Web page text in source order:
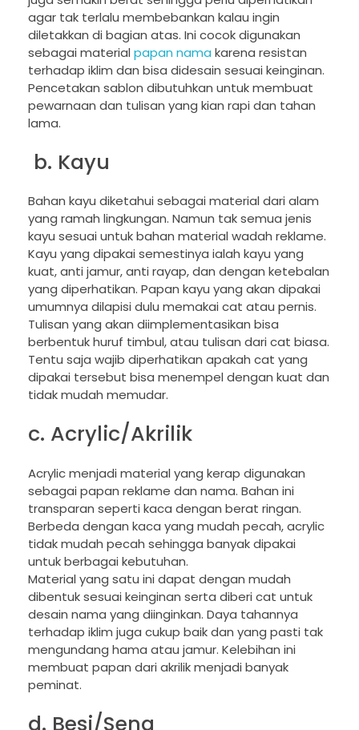
agar tak terlalu membebankan kalau ingin
diletakkan di bagian atas. Ini cocok digunakan
sebagai material papan nama karena resistan
terhadap iklim dan bisa didesain sesuai keinginan.
Pencetakan sablon dibutuhkan untuk membuat
pewarnaan dan tulisan yang kian rapi dan tahan
lama.
b. Kayu
Bahan kayu diketahui sebagai material dari alam
yang ramah lingkungan. Namun tak semua jenis
kayu sesuai untuk bahan material wadah reklame.
Kayu yang dipakai semestinya ialah kayu yang
kuat, anti jamur, anti rayap, dan dengan ketebalan
yang diperhatikan. Papan kayu yang akan dipakai
umumnya dilapisi dulu memakai cat atau pernis.
Tulisan yang akan diimplementasikan bisa
berbentuk huruf timbul, atau tulisan dari cat biasa.
Tentu saja wajib diperhatikan apakah cat yang
dipakai tersebut bisa menempel dengan kuat dan
tidak mudah memudar.
c. Acrylic/Akrilik
Acrylic menjadi material yang kerap digunakan
sebagai papan reklame dan nama. Bahan ini
transparan seperti kaca dengan berat ringan.
Berbeda dengan kaca yang mudah pecah, acrylic
tidak mudah pecah sehingga banyak dipakai
untuk berbagai kebutuhan.
Material yang satu ini dapat dengan mudah
dibentuk sesuai keinginan serta diberi cat untuk
desain nama yang diinginkan. Daya tahannya
terhadap iklim juga cukup baik dan yang pasti tak
mengundang hama atau jamur. Kelebihan ini
membuat papan dari akrilik menjadi banyak
peminat.
d. Besi/Seng